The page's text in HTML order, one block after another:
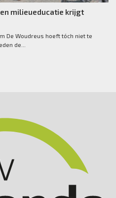
milieueducatie krijgt
De Woudreus hoeft tóch niet te
de...